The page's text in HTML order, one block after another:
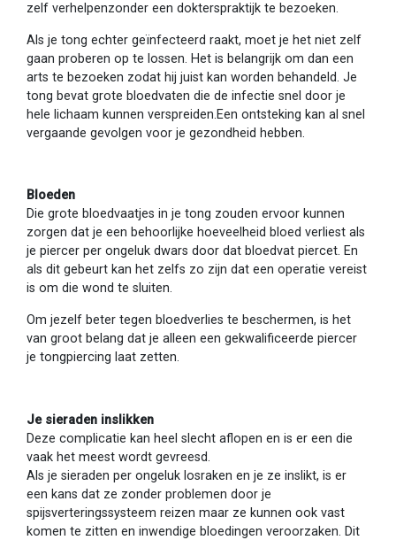
zelf verhelpenzonder een dokterspraktijk te bezoeken.
Als je tong echter geïnfecteerd raakt, moet je het niet zelf
gaan proberen op te lossen. Het is belangrijk om dan een
arts te bezoeken zodat hij juist kan worden behandeld. Je
tong bevat grote bloedvaten die de infectie snel door je
hele lichaam kunnen verspreiden.Een ontsteking kan al snel
vergaande gevolgen voor je gezondheid hebben.
Bloeden
Die grote bloedvaatjes in je tong zouden ervoor kunnen
zorgen dat je een behoorlijke hoeveelheid bloed verliest als
je piercer per ongeluk dwars door dat bloedvat piercet. En
als dit gebeurt kan het zelfs zo zijn dat een operatie vereist
is om die wond te sluiten.
Om jezelf beter tegen bloedverlies te beschermen, is het
van groot belang dat je alleen een gekwalificeerde piercer
je tongpiercing laat zetten.
Je sieraden inslikken
Deze complicatie kan heel slecht aflopen en is er een die
vaak het meest wordt gevreesd.
Als je sieraden per ongeluk losraken en je ze inslikt, is er
een kans dat ze zonder problemen door je
spijsverteringssysteem reizen maar ze kunnen ook vast
komen te zitten en inwendige bloedingen veroorzaken. Dit